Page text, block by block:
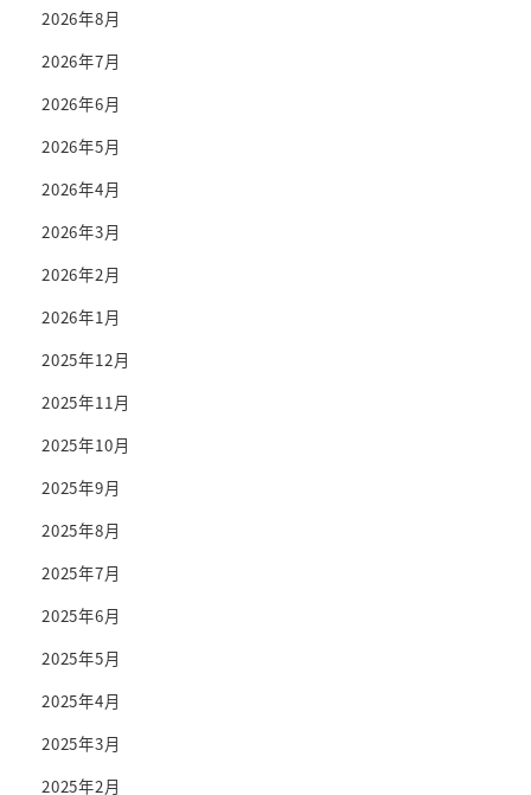
2026年8月
2026年7月
2026年6月
2026年5月
2026年4月
2026年3月
2026年2月
2026年1月
2025年12月
2025年11月
2025年10月
2025年9月
2025年8月
2025年7月
2025年6月
2025年5月
2025年4月
2025年3月
2025年2月